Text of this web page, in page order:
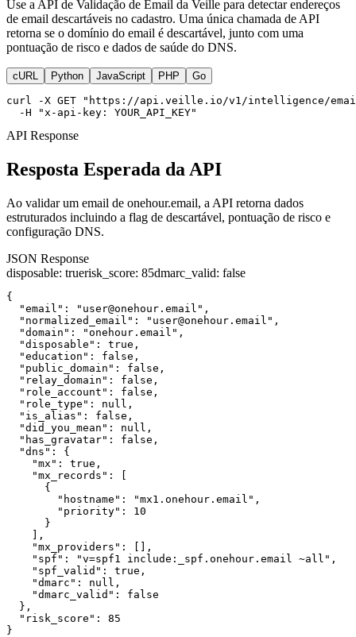
Use a API de Validação de Email da Veille para detectar endereços
de email descartáveis no cadastro. Uma única chamada de API
retorna se o domínio do email é descartável, junto com uma
pontuação de risco e dados de saúde do DNS.
cURL Python JavaScript PHP Go
curl -X GET "https://api.veille.io/v1/intelligence/
  -H "x-api-key: YOUR_API_KEY"
API Response
Resposta Esperada da API
Ao validar um email de onehour.email, a API retorna dados
estruturados incluindo a flag de descartável, pontuação de risco e
configuração DNS.
JSON Response
disposable: truerisk_score: 85dmarc_valid: false
{
  "email": "user@onehour.email",
  "normalized_email": "user@onehour.email",
  "domain": "onehour.email",
  "disposable": true,
  "education": false,
  "public_domain": false,
  "relay_domain": false,
  "role_account": false,
  "role_type": null,
  "is_alias": false,
  "did_you_mean": null,
  "has_gravatar": false,
  "dns": {
    "mx": true,
    "mx_records": [
      {
        "hostname": "mx1.onehour.email",
        "priority": 10
      }
    ],
    "mx_providers": [],
    "spf": "v=spf1 include:_spf.onehour.email ~all",
    "spf_valid": true,
    "dmarc": null,
    "dmarc_valid": false
  },
  "risk_score": 85
}